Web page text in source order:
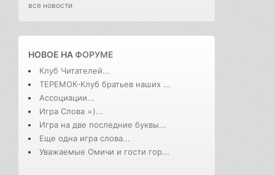
все новости
НОВОЕ НАФОРУМЕ
Клуб Читателей...
ТЕРЕМОК-Клуб братьев наших ...
Ассоциации...
Игра Слова =)...
Игра на две последние буквы...
Еще одна игра слова...
Уважаемые Омичи и гости гор...